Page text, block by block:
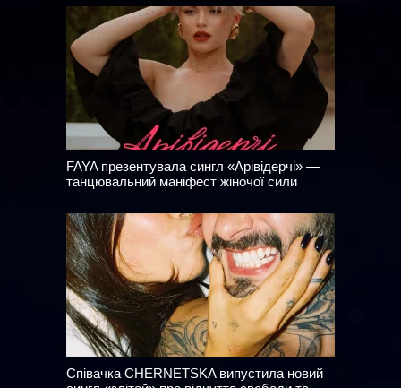
FAYA презентувала сингл «Арівідерчі» —
танцювальний маніфест жіночої сили
Співачка CHERNETSKA випустила новий